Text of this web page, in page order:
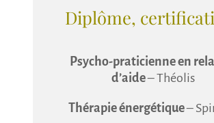
Diplôme,
Psycho-praticienne en
d’aide– Théolis
Thérapie énergétique–